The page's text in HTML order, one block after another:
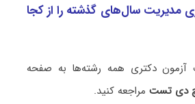
مدیریت سال‌های گذشته را از کجا
آزمون دکتری همه رشته‌ها به صفحه
دی تستمراجعه کنید.